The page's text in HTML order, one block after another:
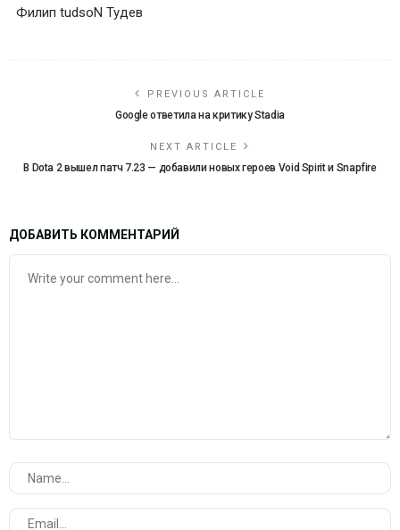
Филип tudsoN Тудев
PREVIOUS ARTICLE
Google ответила на критику Stadia
NEXT ARTICLE
В Dota 2 вышел патч 7.23 — добавили новых героев Void Spirit и Snapfire
ДОБАВИТЬ КОММЕНТАРИЙ